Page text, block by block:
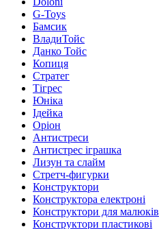
G-Toys
Бамсик
ВладиТойс
Данко Тойс
Копиця
Стратег
Тігрес
Юніка
Ідейка
Оріон
Антистреси
Антистрес іграшка
Лизун та слайм
Стретч-фигурки
Конструктори
Конструктора електроні
Конструктори для малюків
Конструктори пластикові